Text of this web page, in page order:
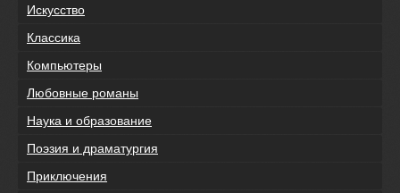
Искусство
Классика
Компьютеры
Любовные романы
Наука и образование
Поэзия и драматургия
Приключения